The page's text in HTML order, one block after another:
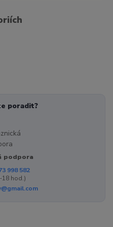
poradit?
podpora
998 582
18 hod.)